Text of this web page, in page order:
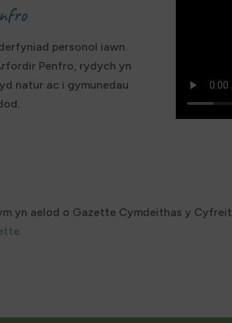
personol iawn.
Penfro, rydych yn
natur ac i gymunedau
yn aelod o Gazette Cymdeithas y